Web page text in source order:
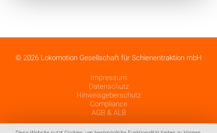
© 2026 Lokomotion Gesellschaft für Schienentraktion mbH
Impressum
Datenschutz
Hinweisgeberschutz
Compliance
AGB & ALB